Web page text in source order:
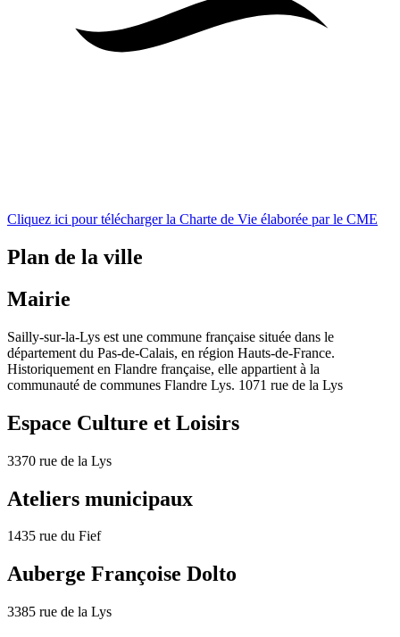
Cliquez ici pour télécharger la Charte de Vie élaborée par le CME
Plan de la ville
Mairie
Sailly-sur-la-Lys est une commune française située dans le
département du Pas-de-Calais, en région Hauts-de-France.
Historiquement en Flandre française, elle appartient à la
communauté de communes Flandre Lys. 1071 rue de la Lys
Espace Culture et Loisirs
3370 rue de la Lys
Ateliers municipaux
1435 rue du Fief
Auberge Françoise Dolto
3385 rue de la Lys